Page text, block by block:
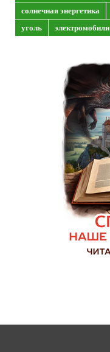
солнечная энергетика
уголь
электромобили